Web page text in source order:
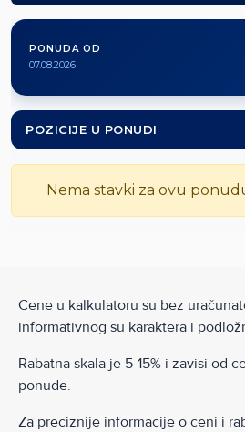
PONUDA OD
07.08.2026
POZICIJE U PONUDI
Nema stavki za ovu
Cene u kalkulatoru su bez
informativnog su karaktera i
Rabatna skala je 5-15% i zavisi od
ponude.
Za preciznije informacije o ceni i